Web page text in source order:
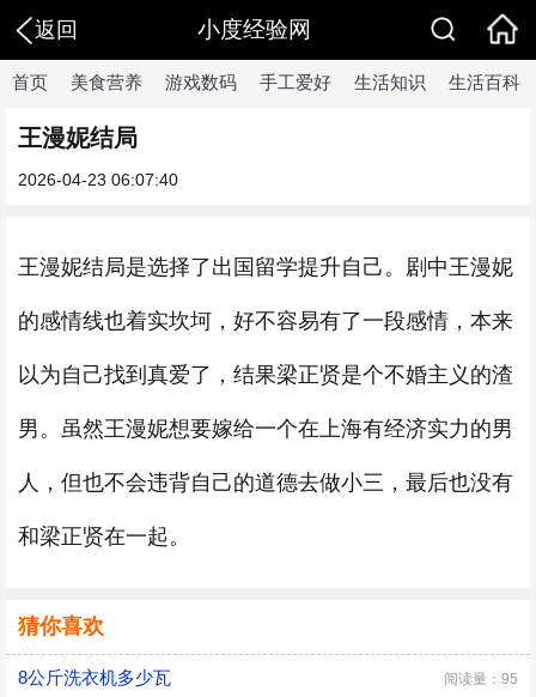
返回 小度经验网
首页 美食营养 游戏数码 手工爱好 生活知识 生活百科
王漫妮结局
2026-04-23 06:07:40
王漫妮结局是选择了出国留学提升自己。剧中王漫妮
的感情线也着实坎坷，好不容易有了一段感情，本来
以为自己找到真爱了，结果梁正贤是个不婚主义的渣
男。虽然王漫妮想要嫁给一个在上海有经济实力的男
人，但也不会违背自己的道德去做小三，最后也没有
和梁正贤在一起。
猜你喜欢
8公斤洗衣机多少瓦 阅读量：95